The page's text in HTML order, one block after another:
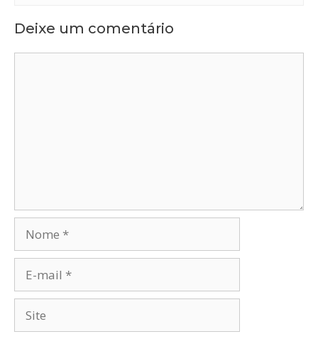
Deixe um comentário